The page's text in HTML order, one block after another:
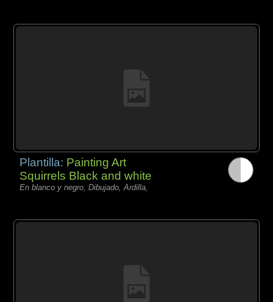
Plantilla: Painting Art
Squirrels Black and white
En blanco y negro, Dibujado, Ardilla,